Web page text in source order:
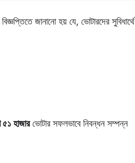
জানানো হয় যে, ভোটারদের সুবিধার্থে
হাজারভোটার সফলভাবে নিবন্ধন সম্পন্ন